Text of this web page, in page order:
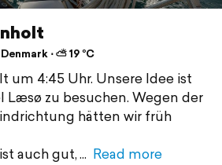
⋅ ⛅ 19 °C
um 4:45 Uhr. Unsere Idee ist
Læsø zu besuchen. Wegen der
hätten wir früh
auch gut,
Read more